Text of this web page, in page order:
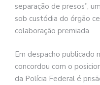
separação de presos”,
sob custódia do órgão
colaboração premiada.
Em despacho publicado
concordou com o
da Polícia Federal é